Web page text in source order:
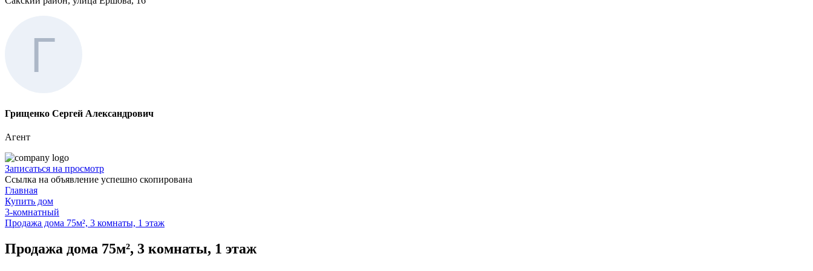
Грищенко Сергей Александрович
Агент
Записаться на просмотр
Ссылка на объявление успешно скопирована
Главная
Купить дом
3-комнатный
Продажа дома 75м², 3 комнаты, 1 этаж
Продажа дома 75м², 3 комнаты, 1 этаж